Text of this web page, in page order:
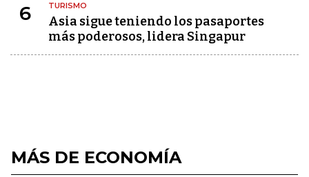
6 TURISMO
Asia sigue teniendo los pasaportes
más poderosos, lidera Singapur
MÁS DE ECONOMÍA